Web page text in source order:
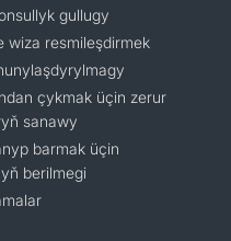
gullugy
wiza resmileşdirmek
çykmak üçin zerur
sanawy
barmak üçin
berilmegi